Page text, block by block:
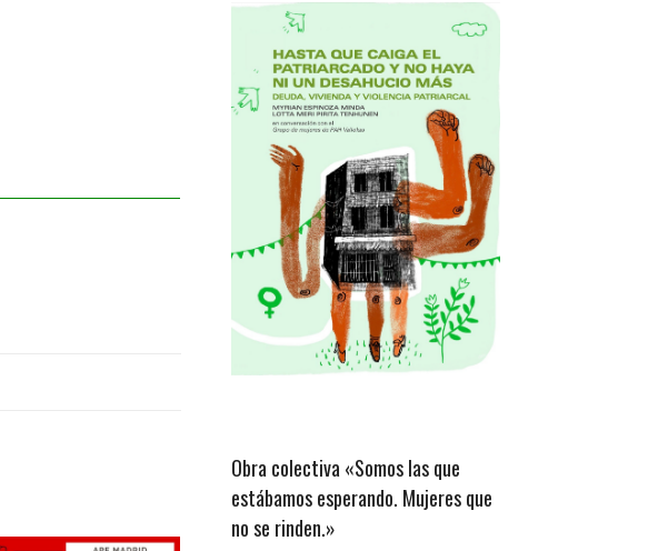
Obra colectiva «Somos las que
estábamos esperando. Mujeres que
no se rinden.»